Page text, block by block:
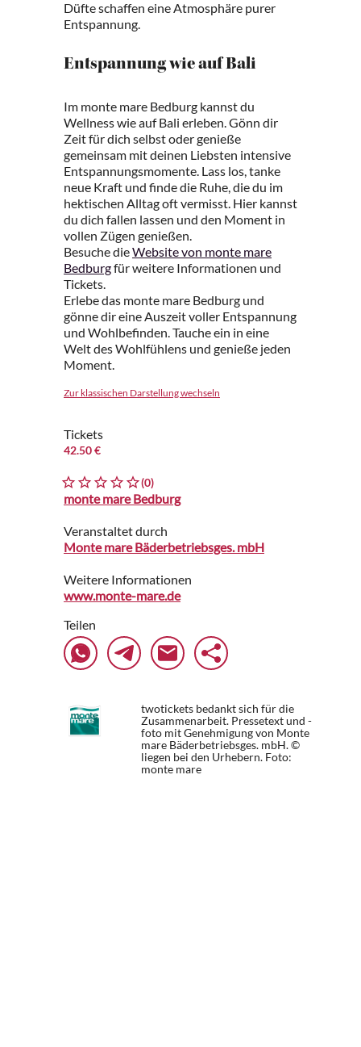
Düfte schaffen eine Atmosphäre purer
Entspannung.
Entspannung wie auf Bali
Im monte mare Bedburg kannst du
Wellness wie auf Bali erleben. Gönn dir
Zeit für dich selbst oder genieße
gemeinsam mit deinen Liebsten intensive
Entspannungsmomente. Lass los, tanke
neue Kraft und finde die Ruhe, die du im
hektischen Alltag oft vermisst. Hier kannst
du dich fallen lassen und den Moment in
vollen Zügen genießen.
Besuche dieWebsite von monte mare
Bedburgfür weitere Informationen und
Tickets.
Erlebe das monte mare Bedburg und
gönne dir eine Auszeit voller Entspannung
und Wohlbefinden. Tauche ein in eine
Welt des Wohlfühlens und genieße jeden
Moment.
Zur klassischen Darstellung wechseln
Tickets
42.50 €
(0)
monte mare Bedburg
Veranstaltet durch
Monte mare Bäderbetriebsges. mbH
Weitere Informationen
www.monte-mare.de
Teilen
twotickets bedankt sich für die
Zusammenarbeit. Pressetext und -
foto mit Genehmigung von Monte
mare Bäderbetriebsges. mbH. ©
liegen bei den Urhebern. Foto:
monte mare